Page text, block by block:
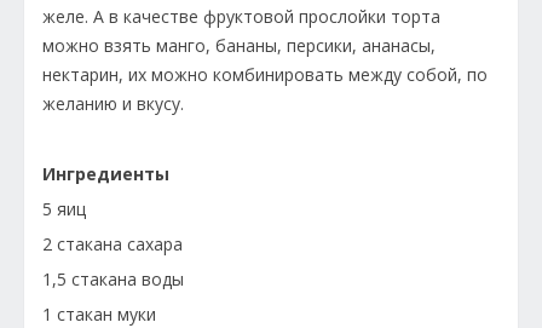
желе. А в качестве фруктовой прослойки торта
можно взять манго, бананы, персики, ананасы,
нектарин, их можно комбинировать между собой, по
желанию и вкусу.
Ингредиенты
5 яиц
2 стакана сахара
1,5 стакана воды
1 стакан муки